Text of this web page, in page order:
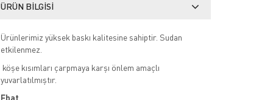
ÜRÜN BILGISI
Ürünlerimiz yüksek baskı kalitesine sahiptir. Sudan
etkilenmez.
köşe kısımları çarpmaya karşı önlem amaçlı
yuvarlatılmıştır.
Ebat